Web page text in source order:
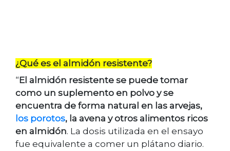
¿Qué es el almidón resistente?
“El almidón resistente se puede tomar
como un suplemento en polvo y se
encuentra de forma natural en las arvejas,
los porotos, la avena y otros alimentos ricos
en almidón. La dosis utilizada en el ensayo
fue equivalente a comer un plátano diario.